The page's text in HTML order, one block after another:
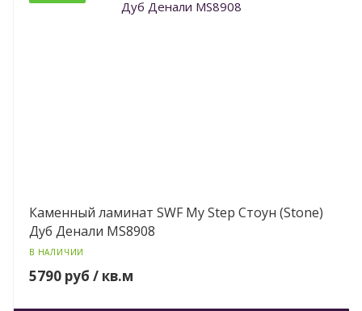
Каменный ламинат SWF My Step Стоун (Stone)
Дуб Денали MS8908
В НАЛИЧИИ
5790 руб / кв.м